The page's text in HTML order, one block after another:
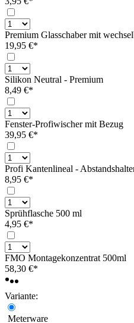
Premium Glasschaber mit
19,95 €*
Silikon Neutral - Premium
8,49 €*
Fenster-Profiwischer mit Bezug
39,95 €*
Profi Kantenlineal -
8,95 €*
Sprühflasche 500 ml
4,95 €*
FMO Montagekonzentrat 500ml
58,30 €*
Variante:
Meterware